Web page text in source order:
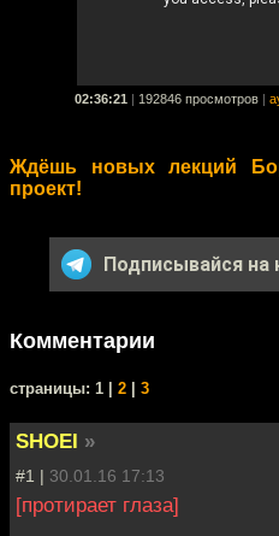
02:36:21 192846 просмотров
Ждёшь новых лекций
проект!
Подписывайся на
Комментарии
cтраницы: 1 | 2 3
SHOEI »
#1 | 30.01.16 17:13
[протирает глаза]